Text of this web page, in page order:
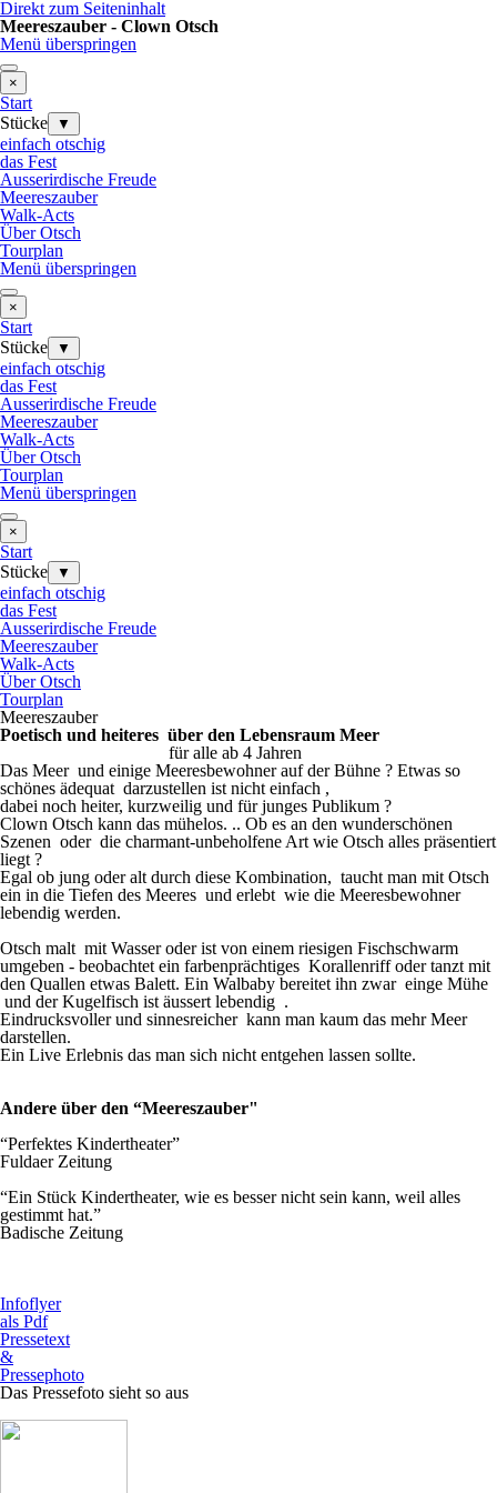
Direkt zum Seiteninhalt
Meereszauber - Clown Otsch
Menü überspringen
×
Start
Stücke
▼
einfach otschig
das Fest
Ausserirdische Freude
Meereszauber
Walk-Acts
Über Otsch
Tourplan
Menü überspringen
×
Start
Stücke
▼
einfach otschig
das Fest
Ausserirdische Freude
Meereszauber
Walk-Acts
Über Otsch
Tourplan
Menü überspringen
×
Start
Stücke
▼
einfach otschig
das Fest
Ausserirdische Freude
Meereszauber
Walk-Acts
Über Otsch
Tourplan
Meereszauber
Poetisch und heiteres über den Lebensraum Meer
für alle ab 4 Jahren
Das Meer und einige Meeresbewohner auf der Bühne ? Etwas so
schönes ädequat darzustellen ist nicht einfach ,
dabei noch heiter, kurzweilig und für junges Publikum ?
Clown Otsch kann das mühelos. .. Ob es an den wunderschönen
Szenen oder die charmant-unbeholfene Art wie Otsch alles präsentiert
liegt ?
Egal ob jung oder alt durch diese Kombination, taucht man mit Otsch
ein in die Tiefen des Meeres und erlebt wie die Meeresbewohner
lebendig werden.
Otsch malt mit Wasser oder ist von einem riesigen Fischschwarm
umgeben - beobachtet ein farbenprächtiges Korallenriff oder tanzt mit
den Quallen etwas Balett. Ein Walbaby bereitet ihn zwar einge Mühe
und der Kugelfisch ist äussert lebendig .
Eindrucksvoller und sinnesreicher kann man kaum das mehr Meer
darstellen.
Ein Live Erlebnis das man sich nicht entgehen lassen sollte.
Andere über den “Meereszauber"
“Perfektes Kindertheater”
Fuldaer Zeitung
“Ein Stück Kindertheater, wie es besser nicht sein kann, weil alles
gestimmt hat.”
Badische Zeitung
Infoflyer
als Pdf
Pressetext
&
Pressephoto
Das Pressefoto sieht so aus